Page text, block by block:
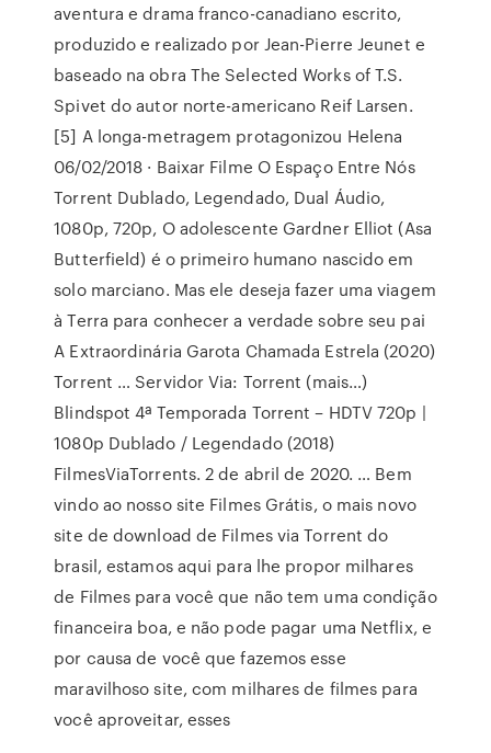
aventura e drama franco-canadiano escrito,
produzido e realizado por Jean-Pierre Jeunet e
baseado na obra The Selected Works of T.S.
Spivet do autor norte-americano Reif Larsen.
[5] A longa-metragem protagonizou Helena
06/02/2018 · Baixar Filme O Espaço Entre Nós
Torrent Dublado, Legendado, Dual Áudio,
1080p, 720p, O adolescente Gardner Elliot (Asa
Butterfield) é o primeiro humano nascido em
solo marciano. Mas ele deseja fazer uma viagem
à Terra para conhecer a verdade sobre seu pai
A Extraordinária Garota Chamada Estrela (2020)
Torrent … Servidor Via: Torrent (mais…)
Blindspot 4ª Temporada Torrent – HDTV 720p |
1080p Dublado / Legendado (2018)
FilmesViaTorrents. 2 de abril de 2020. … Bem
vindo ao nosso site Filmes Grátis, o mais novo
site de download de Filmes via Torrent do
brasil, estamos aqui para lhe propor milhares
de Filmes para você que não tem uma condição
financeira boa, e não pode pagar uma Netflix, e
por causa de você que fazemos esse
maravilhoso site, com milhares de filmes para
você aproveitar, esses